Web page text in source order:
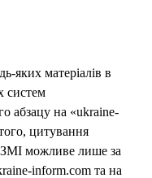
яких матеріалів в
систем
абзацу на «ukraine-
цитування
ЗМІ можливе лише за
inform.com та на